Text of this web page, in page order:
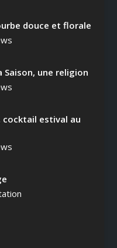
douce et florale
Saison, une religion
cocktail estival au